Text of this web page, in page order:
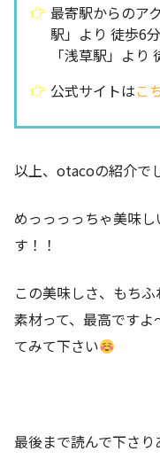
最寄駅からのア
駅」より 徒歩6
「浅草駅」より
公式サイトはこ
以上、otacoの紹介で
めっっっっちゃ美味
す！！
この美味しさ、もち
素材って、最高です
てみて下さい
最後まで読んで下さ